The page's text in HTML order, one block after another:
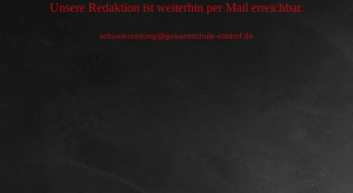
Unsere Redaktion ist weiterhin per Mail erreichbar.
schuelerzeitung@gesamtschule-elsdorf.de